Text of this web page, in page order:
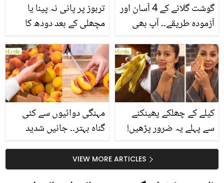
تربوز پر پانی نہ پینا یا
مچھلی کے بعد دودھ کا
سے متعلق غلط فہمیوں کی
حقیقت کیا ہے اور افواہ
کیا؟
گوشت گلانے کے 4 آسان اور
آزمودہ طریقے۔۔ آپ بھی
بتائے راز
مہنگی دوائیوں سے کئی
گناہ بہتر۔۔ جانیں شدید
کیوں کھانا چاہیے؟
کیلے کے چھلکے پھینکنے
سے پہلے یہ ضرور پڑھیں!
سستا اور قدرتی حلVIEW MORE ARTICLES